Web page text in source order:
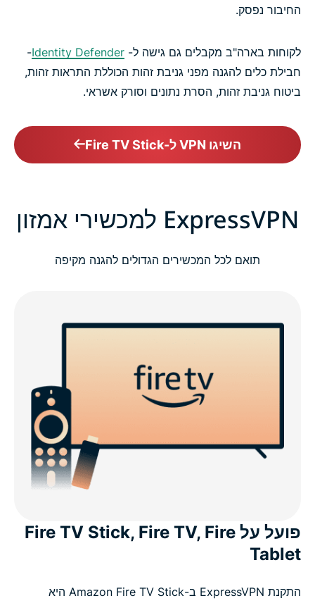
החיבור נפסק.
לקוחות בארה"ב מקבלים גם גישה ל- Identity Defender
-
חבילת כלים להגנה מפני גניבת זהות הכוללת התראות זהות,
ביטוח גניבת זהות, הסרת נתונים וסורק אשראי.
השיגו VPN ל-Fire TV Stick
ExpressVPN למכשירי אמזון
תואם לכל המכשירים הגדולים להגנה מקיפה
פועל על Fire TV Stick, Fire TV, Fire
Tablet
התקנת ExpressVPN ב-Amazon Fire TV Stick היא